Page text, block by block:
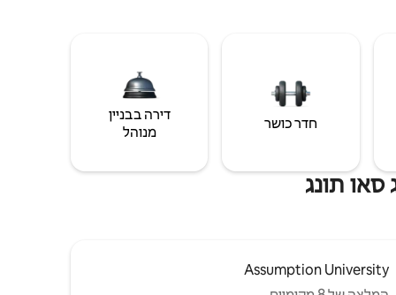
חדר כושר
דירה בבניין
מנוהל
סאו תונג
Assumption University